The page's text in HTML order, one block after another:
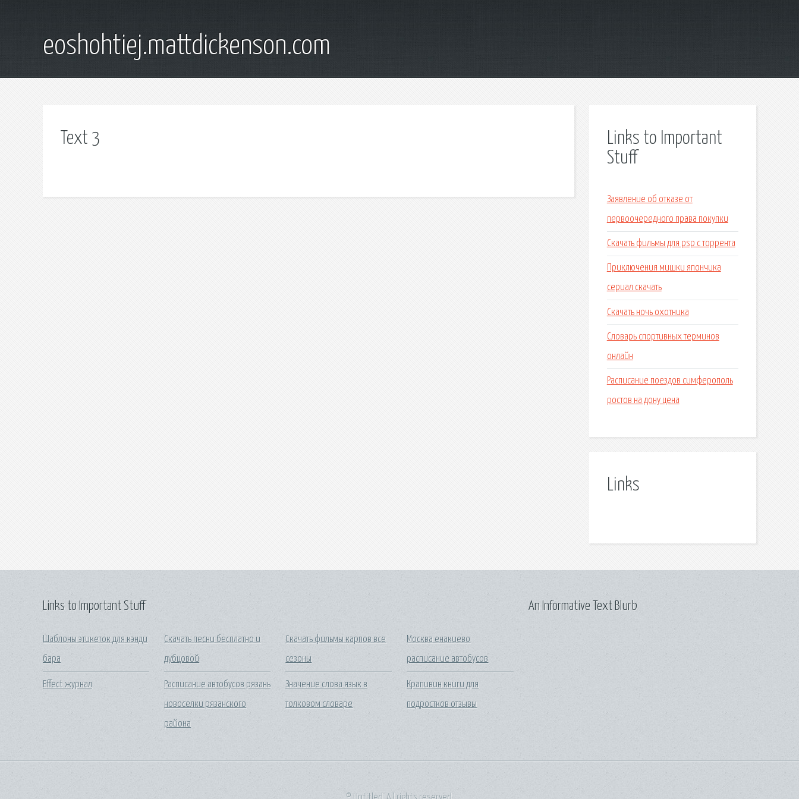
eoshohtiej.mattdickenson.com
Text 3
Links to Important
Stuff
Заявление об отказе от
первоочередного права покупки
Скачать фильмы для psp с торрента
Приключения мишки япончика
сериал скачать
Скачать ночь охотника
Словарь спортивных терминов
онлайн
Расписание поездов симферополь
ростов на дону цена
Links
Links to Important Stuff
Шаблоны этикеток для кэнди
бара
Effect журнал
Скачать песни бесплатно и
дубцовой
Расписание автобусов рязань
новоселки рязанского
района
Скачать фильмы карпов все
сезоны
Значение слова язык в
толковом словаре
Москва енакиево
расписание автобусов
Крапивин книги для
подростков отзывы
An Informative Text Blurb